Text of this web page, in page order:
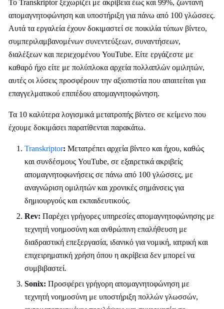
Το Transkriptor ξεχωρίζει με ακρίβεια έως και 99%, ζωντανή
απομαγνητοφώνηση και υποστήριξη για πάνω από 100 γλώσσες.
Αυτά τα εργαλεία έχουν δοκιμαστεί σε ποικιλία τύπων βίντεο,
συμπεριλαμβανομένων συνεντεύξεων, συναντήσεων,
διαλέξεων και περιεχομένου YouTube. Είτε εργάζεστε με
καθαρό ήχο είτε με πολύπλοκα αρχεία πολλαπλών ομιλητών,
αυτές οι λύσεις προσφέρουν την αξιοπιστία που απαιτείται για
επαγγελματικού επιπέδου απομαγνητοφώνηση.
Τα 10 καλύτερα λογισμικά μετατροπής βίντεο σε κείμενο που
έχουμε δοκιμάσει παρατίθενται παρακάτω.
Transkriptor: Μετατρέπει αρχεία βίντεο και ήχου, καθώς
και συνδέσμους YouTube, σε εξαιρετικά ακριβείς
απομαγνητοφωνήσεις σε πάνω από 100 γλώσσες, με
αναγνώριση ομιλητών και χρονικές σημάνσεις για
δημιουργούς και εκπαιδευτικούς.
Rev: Παρέχει γρήγορες υπηρεσίες απομαγνητοφώνησης με
τεχνητή νοημοσύνη και ανθρώπινη επαλήθευση με
διαδραστική επεξεργασία, ιδανικό για νομική, ιατρική και
επιχειρηματική χρήση όπου η ακρίβεια δεν μπορεί να
συμβιβαστεί.
Sonix: Προσφέρει γρήγορη απομαγνητοφώνηση με
τεχνητή νοημοσύνη με υποστήριξη πολλών γλωσσών,